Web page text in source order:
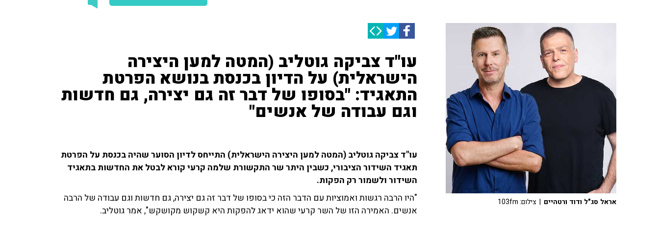
עו"ד צביקה גוטליב (המטה למען היצירה
הישראלית) על הדיון בכנסת בנושא הפרטת
התאגיד: "בסופו של דבר זה גם יצירה, גם חדשות
וגם עבודה של אנשים"
עו"ד צביקה גוטליב (המטה למען היצירה הישראלית) התייחס לדיון הסוער שהיה בכנסת על הפרטת
תאגיד השידור הציבורי, כשבין היתר שר התקשורת שלמה קרעי קורא לבטל את החדשות בתאגיד
השידור ולשמור רק הפקות.
"היו הרבה רגשות ואמוציות עם הדבר הזה כי בסופו של דבר זה גם יצירה, גם חדשות וגם עבודה של הרבה
אנשים. האמירה הזו של השר קרעי שהוא ידאג להפקות היא קשקוש מקושקש", אמר גוטליב.
אראל סג"ל ודוד ורטהיים | צילום: 103fm